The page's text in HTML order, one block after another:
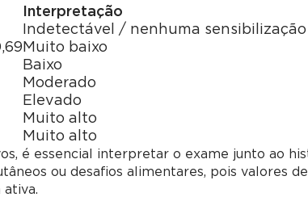
Interpretação
Indetectável / nenhuma sensibilização
Muito baixo
Baixo
Moderado
Elevado
Muito alto
Muito alto
é essencial interpretar o exame junto ao
ou desafios alimentares, pois valores